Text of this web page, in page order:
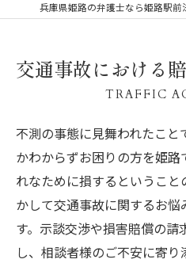
交通事故における
TRAFFIC
不測の事態に見舞われたこ
かわからずお困りの方を姫
れなために損するというこ
かして交通事故に関するお悩
す。示談交渉や損害賠償の請
し、相談者様のご不安に寄